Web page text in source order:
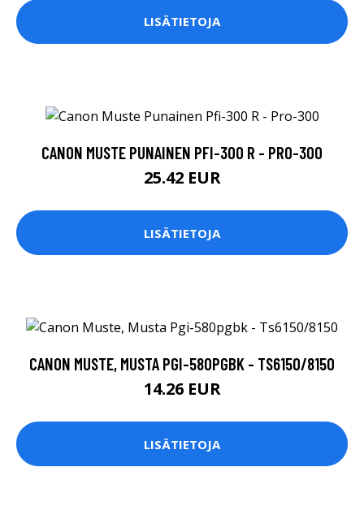
LISÄTIETOJA
CANON MUSTE PUNAINEN PFI-300 R - PRO-300
25.42 EUR
LISÄTIETOJA
CANON MUSTE, MUSTA PGI-580PGBK - TS6150/8150
14.26 EUR
LISÄTIETOJA